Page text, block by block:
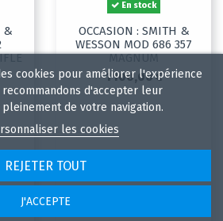
&
En stock
OCCASION : SMITH &
WESSON MOD 686 357
MAGNUM
1 100,00 €
cookies pour améliorer l'expérience
d'accepter leur
de votre navigation.
les cookies
REJETER TOUT
J'ACCEPTE